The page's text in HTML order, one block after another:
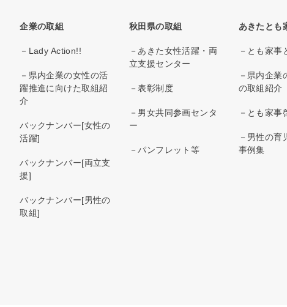
企業の取組
－Lady Action!!
－県内企業の女性の活
躍推進に向けた取組紹
介
バックナンバー[女性の
活躍]
バックナンバー[両立支
援]
バックナンバー[男性の
取組]
秋田県の取組
－あきた女性活躍・両
立支援センター
－表彰制度
－男女共同参画センタ
ー
－パンフレット等
あきたとも
－とも家事
－県内企業
の取組紹介
－とも家事
－男性の育
事例集